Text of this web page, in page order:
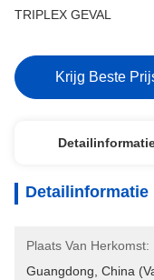
TRIPLEX GEVAL
Krijg Beste
Detailinformatie
Plaats Van Herkomst:
Guangdong, China